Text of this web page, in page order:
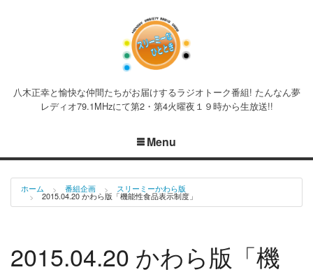
八木正幸と愉快な仲間たちがお届けするラジオトーク番組! たんなん夢
レディオ79.1MHzにて第2・第4火曜夜１９時から生放送!!
Menu
ホーム 番組企画 スリーミーかわら版
2015.04.20 かわら版「機能性食品表示制度」
2015.04.20 かわら版「機